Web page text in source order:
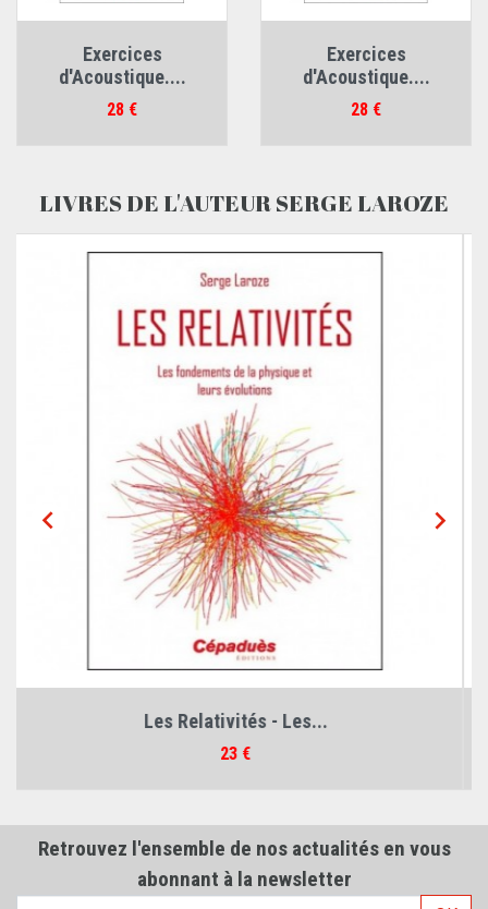
Exercices
d'Acoustique....
Prix
28 €
Exercices
d'Acoustique....
Prix
28 €
LIVRES DE L'AUTEUR SERGE LAROZE

Solides Élastiques -...
Prix
26 €

Retrouvez l'ensemble de nos actualités en vous
abonnant à la newsletter